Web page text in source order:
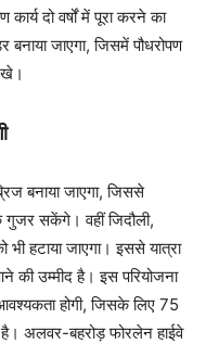
कार्य दो वर्षों में पूरा करने का
जाएगा, जिसमें पौधरोपण
बनाया जाएगा, जिससे
गुजर सकेंगे। वहीं जिदौली,
हटाया जाएगा। इससे यात्रा
उम्मीद है। इस परियोजना
होगी, जिसके लिए 75
अलवर-बहरोड़ फोरलेन हाईवे